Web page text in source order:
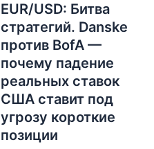
EUR/USD: Битва
стратегий. Danske
против BofA —
почему падение
реальных ставок
США ставит под
угрозу короткие
позиции